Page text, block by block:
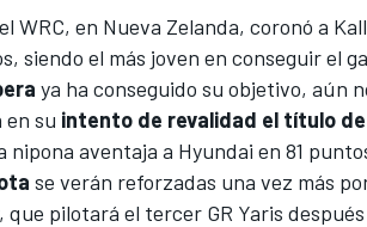
WRC, en Nueva Zelanda, coronó a
, siendo el más joven en conseguir el
ya ha conseguido su objetivo, aún
en su intento de revalidad el título
nipona aventaja a Hyundai en 81
se verán reforzadas una vez más
, que pilotará el tercer GR Yaris